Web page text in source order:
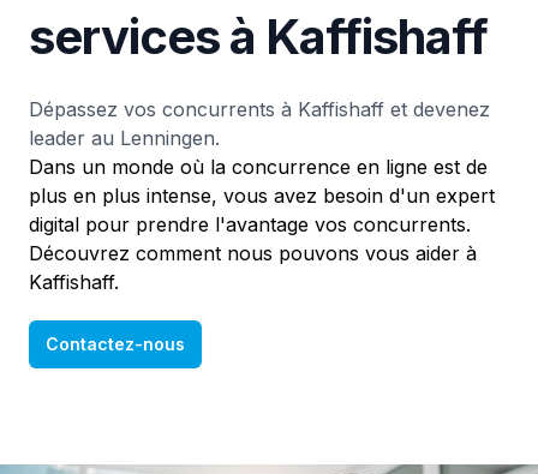
services à Kaffishaff
Dépassez vos concurrents à Kaffishaff et devenez
leader au Lenningen.
Dans un monde où la concurrence en ligne est de
plus en plus intense, vous avez besoin d'un expert
digital pour prendre l'avantage vos concurrents.
Découvrez comment nous pouvons vous aider à
Kaffishaff.
Contactez-nous